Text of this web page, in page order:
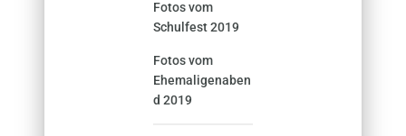
Fotos vom
Schulfest 2019
Fotos vom
Ehemaligenaben
d 2019